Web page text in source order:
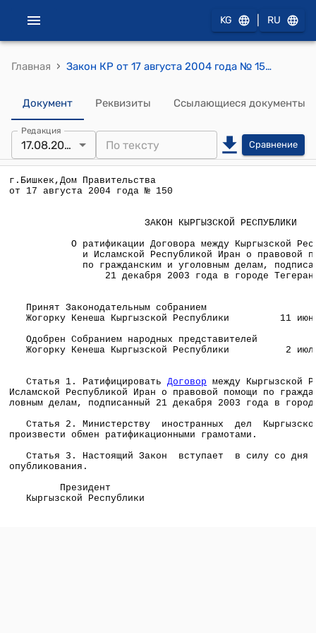
KG RU
Главная › Закон КР от 17 августа 2004 года № 150 "О ратификации Договора между Кыргызской Республикой и Исламской Республикой Иран о правовой помощи по гражданским и уголовным делам, подписанного 21 декабря 2003 года в городе Тегеран"
Документ Реквизиты Ссылающиеся документы
Редакция
17.08.2004 Сравнение